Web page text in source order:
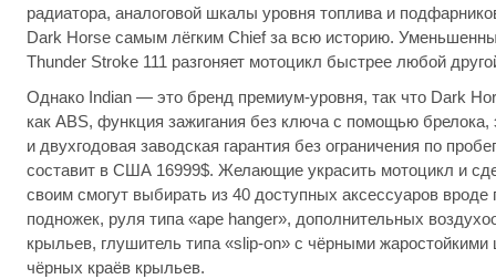
радиатора, аналоговой шкалы уровня топлива и
Dark Horse самым лёгким Chief за всю историю.
Thunder Stroke 111 разгоняет мотоцикл быстрее любой
Однако Indian — это бренд премиум-уровня, так что Dark
как ABS, функция зажигания без ключа с помощью брелока,
и двухгодовая заводская гарантия без ограничения по
составит в США 16999$. Желающие украсить мотоцикл и
своим смогут выбирать из 40 доступных аксессуаров вроде
подножек, руля типа «ape hanger», дополнительных
крыльев, глушитель типа «slip-on» с чёрными
чёрных краёв крыльев.